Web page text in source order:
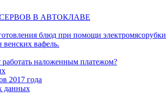
В АВТОКЛАВЕ
блюд при помощи электромясорубки
вафель.
наложенным платежом?
2017 года
данных